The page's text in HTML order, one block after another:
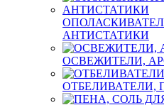
АНТИСТАТИКИ
ОСВЕЖИТЕЛИ,
ОТБЕЛИВАТЕЛИ,